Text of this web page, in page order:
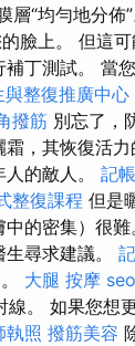
層“均勻地分佈”
的臉上。 但這
丁測試。 當
與整復推廣中心
撥筋 別忘了，
，其恢復活
的敵人。 記
整復課程 但是
的密集）很
尋求建議。
大腿 按摩
線。 如果您想
執照 撥筋美容